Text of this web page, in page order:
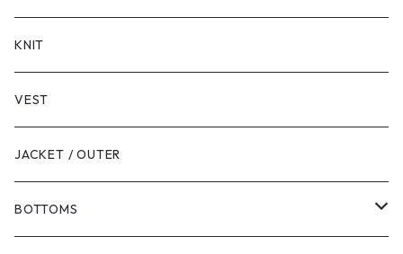
LONG SLEEVE
KNIT
VEST
JACKET / OUTER
BOTTOMS